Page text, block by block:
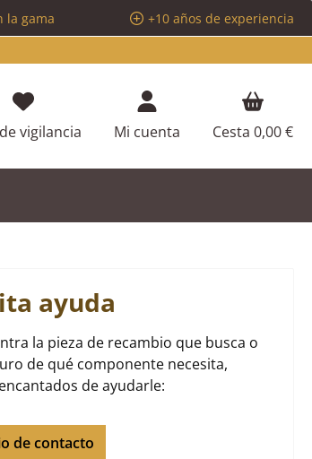
la gama
+10 años de experiencia
vigilancia Tienes 0 artículos en tu lista de
Mi cuenta Cesta 0,00 €
ayuda
la pieza de recambio que busca o
de qué componente necesita,
de ayudarle:
de contacto